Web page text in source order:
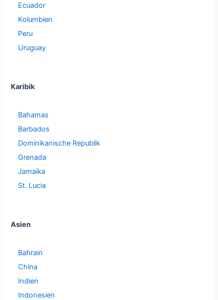
Ecuador
Kolumbien
Peru
Uruguay
Karibik
Bahamas
Barbados
Dominikanische Republik
Grenada
Jamaika
St. Lucia
Asien
Bahrain
China
Indien
Indonesien